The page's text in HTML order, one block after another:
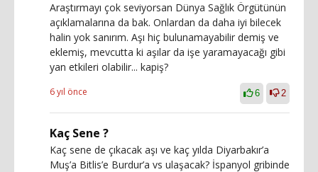
Araştırmayı çok seviyorsan Dünya Sağlık Örgütünün
açıklamalarına da bak. Onlardan da daha iyi bilecek
halin yok sanırım. Aşı hiç bulunamayabilir demiş ve
eklemiş, mevcutta ki aşılar da işe yaramayacağı gibi
yan etkileri olabilir... kapiş?
6 yıl önce 6 2
Kaç Sene ?
Kaç sene de çıkacak aşı ve kaç yılda Diyarbakır’a
Muş’a Bitlis’e Burdur’a vs ulaşacak? İspanyol gribinde